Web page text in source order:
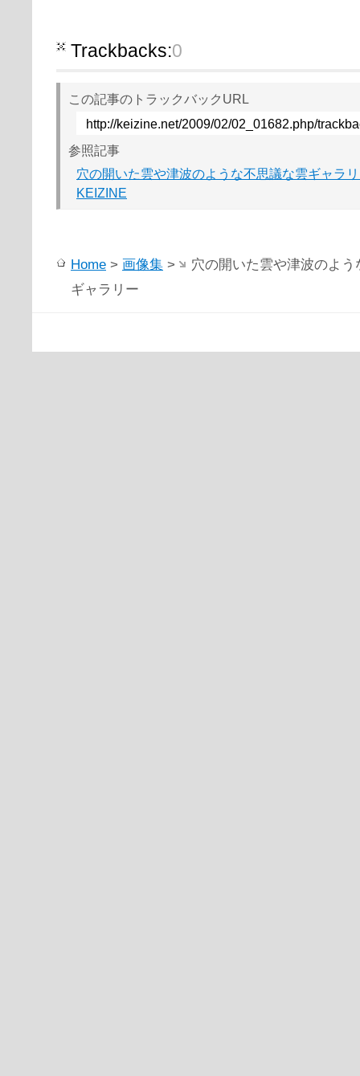
Trackbacks:0
この記事のトラックバックURL
http://keizine.net/2009/02/02_01682.php/
参照記事
穴の開いた雲や津波のような不思議な雲ギャラ
KEIZINE
Home > 画像集 >
穴の開いた雲や津波のよう
ギャラリー